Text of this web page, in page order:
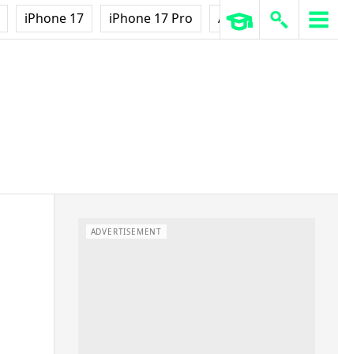
iPhone 17 iPhone 17 Pro AirPods Pro 3
ADVERTISEMENT